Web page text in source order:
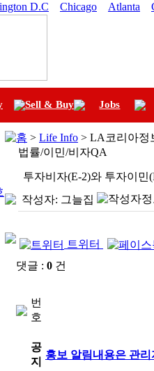
D.C Chicago Atlanta
Sell & Buy Jobs
홈 > Life Info > LA코리아정
법률/이민/비자QA
투자비자(E-2)와 투자이민
작성자: 그늘집
트위터
댓글 : 0 건
번
호
공
지
홍보 알림내용은 관